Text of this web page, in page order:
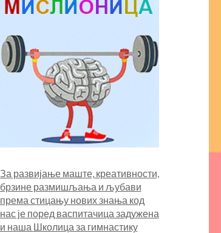
За развијање маште, креативности,
брзине размишљања и љубави
према стицању нових знања код
нас је поред васпитачица задужена
и наша Школица за гимнастику